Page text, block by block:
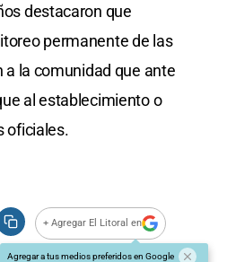
destacaron que
permanente de las
a la comunidad que ante
al establecimiento o
oficiales.
+ Agregar El Litoral en
Agregar a tus medios preferidos en Google